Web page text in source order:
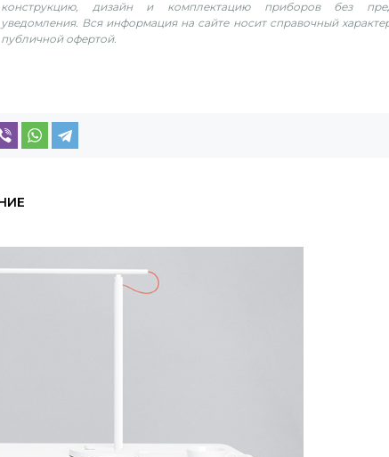
конструкцию, дизайн и комплектацию приборов без
уведомления. Вся информация на сайте носит справочный
публичной офертой.